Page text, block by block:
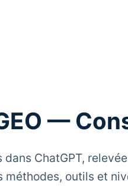
—
ChatGPT,
outils et